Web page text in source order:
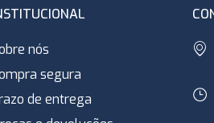
nós
segura
de entrega